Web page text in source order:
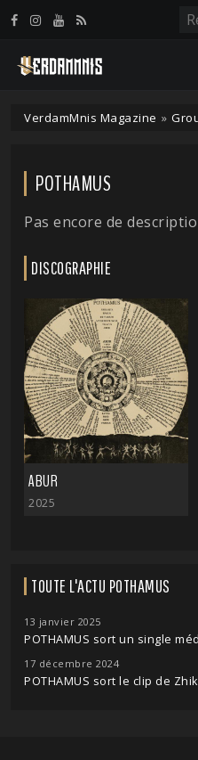
VerdamMnis Magazine »
POTHAMUS
Pas encore de
DISCOGRAPHIE
ABUR
2025
TOUTE L'ACTU POTHAMUS
13 janvier 2025
POTHAMUS sort un single
17 décembre 2024
POTHAMUS sort le clip de
Panneau de gestion des cookies